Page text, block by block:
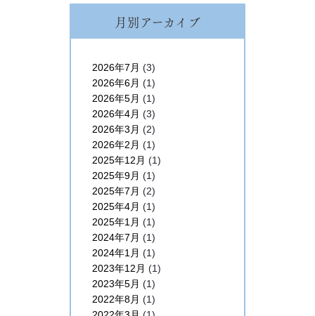
月別アーカイブ
2026年7月 (3)
2026年6月 (1)
2026年5月 (1)
2026年4月 (3)
2026年3月 (2)
2026年2月 (1)
2025年12月 (1)
2025年9月 (1)
2025年7月 (2)
2025年4月 (1)
2025年1月 (1)
2024年7月 (1)
2024年1月 (1)
2023年12月 (1)
2023年5月 (1)
2022年8月 (1)